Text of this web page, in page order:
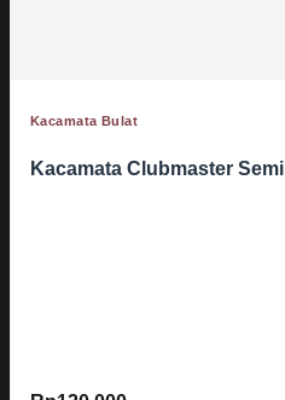
Kacamata Bulat
Kacamata Clubmaster